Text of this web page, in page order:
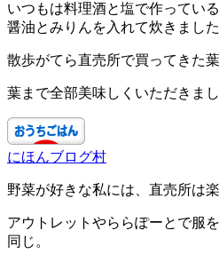
いつもは料理酒と塩で作ってい
醤油とみりんを入れて炊きました
散歩がてら直売所で買ってきた葉
葉まで全部美味しくいただきまし
にほんブログ村
野菜が好きな私には、直売所は
アウトレットやららぽーとで服
同じ。